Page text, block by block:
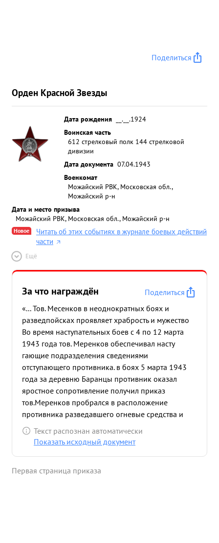
Поделиться
Орден Красной Звезды
Дата рождения
__.__.1924
Воинская часть
612 стрелковый полк 144 стрелковой
дивизии
Дата документа 07.04.1943
Военкомат
Можайский РВК, Московская обл.,
Можайский р-н
Дата и место призыва
Можайский РВК, Московская обл., Можайский р-н
Новое
Читать об этих событиях в журнале боевых действий
части
Ещё
За что награждён
Поделиться
«... Тов. Месенков в неоднократных боях и
разведпойсках проявляет храбрость и мужество
Во время наступательных боев с 4 по 12 марта
1943 года тов. Меренков обеспечивал насту
гающие подразделения сведениями
отступающего противника. в боях 5 марта 1943
года за деревню Баранцы противник оказал
яростное сопротивление получил приказ
тов.Меренков пробрался в расположение
противника разведавшего огневые средства и
установив численность и несмотря на сильный
огонь минометов и пу леметов противника
первым ворвался в деревню уничтожил пу
Текст распознан автоматически
Показать исходный документ
Первая страница приказа